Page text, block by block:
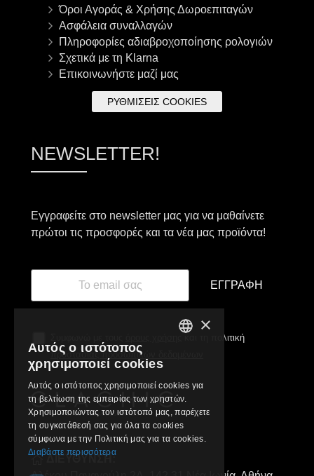
Όροι Αγοράς & Χρήσης Δωροεπιταγών
Ασφάλεια συναλλαγών
Πληροφορίες αδιαβροχοποίησης ρολογιών
Σχετικά με τη Klarna
Επικοινωνήστε μαζί μας
ΡΥΘΜΊΣΕΙΣ COOKIES
NEWSLETTER!
Εγγραφείτε στο newsletter μας για να μαθαίνετε
πρώτοι τις προσφορές και τα νέα μας προϊόντα!
ΕΓΓΡΑΦΉ
και τη πολιτική
προστασίας προσωπικών δεδομένων
ΔΙΕΥΘΥΝΣΗ:
×
Αυτός ο ιστότοπος
χρησιμοποιεί cookies
Αυτός ο ιστότοπος χρησιμοποιεί cookies για
τη βελτίωση της εμπειρίας των χρηστών.
Χρησιμοποιώντας τον ιστότοπό μας, παρέχετε
τη συγκατάθεσή σας για όλα τα cookies
σύμφωνα με την Πολιτική μας για τα cookies.
Διαβάστε περισσότερα